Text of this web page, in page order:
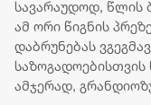
სავარაუდოდ, წლის
ამ ორი წიგნის
დაბრუნებას
საზოგადოებისთვის
ამჯერად,